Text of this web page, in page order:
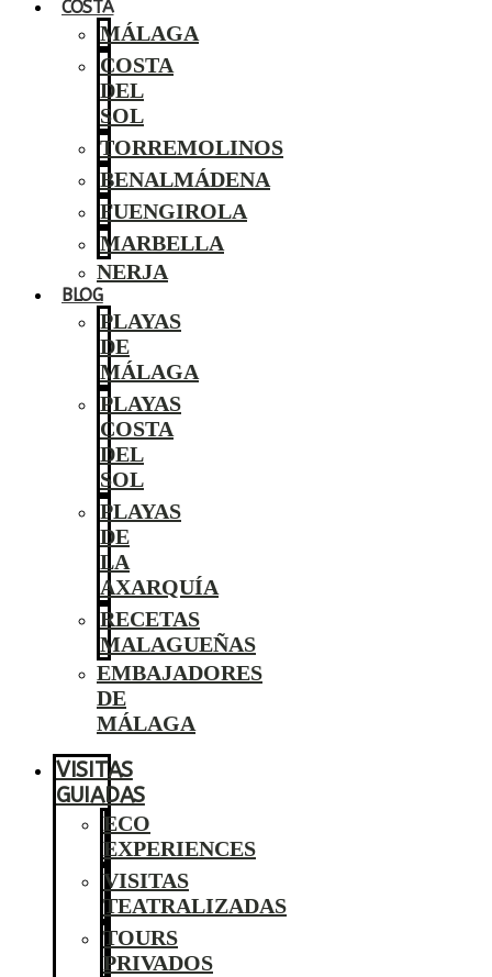
COSTA
MÁLAGA
COSTA
DEL
SOL
TORREMOLINOS
BENALMÁDENA
FUENGIROLA
MARBELLA
NERJA
BLOG
PLAYAS
DE
MÁLAGA
PLAYAS
COSTA
DEL
SOL
PLAYAS
DE
LA
AXARQUÍA
RECETAS
MALAGUEÑAS
EMBAJADORES
DE
MÁLAGA
VISITAS
GUIADAS
ECO
EXPERIENCES
VISITAS
TEATRALIZADAS
TOURS
PRIVADOS